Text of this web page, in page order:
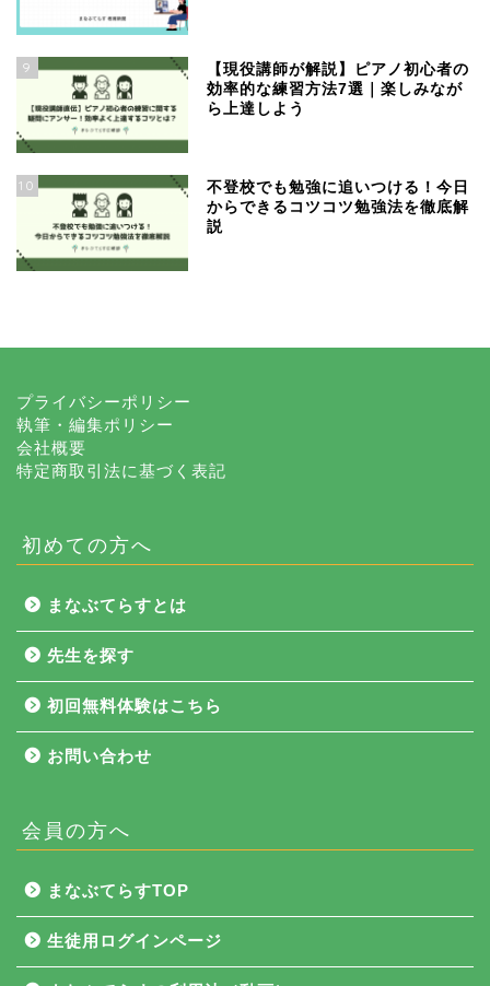
9
【現役講師が解説】ピアノ初心者の
効率的な練習方法7選｜楽しみなが
ら上達しよう
10
不登校でも勉強に追いつける！今日
からできるコツコツ勉強法を徹底解
説
プライバシーポリシー
執筆・編集ポリシー
会社概要
特定商取引法に基づく表記
初めての方へ
まなぶてらすとは
先生を探す
初回無料体験はこちら
お問い合わせ
会員の方へ
まなぶてらすTOP
生徒用ログインページ
NEWS
まなぶてらす活用法
教育コラム